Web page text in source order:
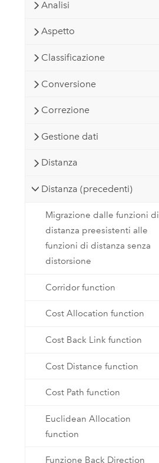
Analisi
Aspetto
Classificazione
Conversione
Correzione
Gestione dati
Distanza
Distanza (precedenti)
Migrazione dalle funzioni di
distanza preesistenti alle
funzioni di distanza senza
distorsione
Corridor function
Cost Allocation function
Cost Back Link function
Cost Distance function
Cost Path function
Euclidean Allocation
function
Funzione Back Direction